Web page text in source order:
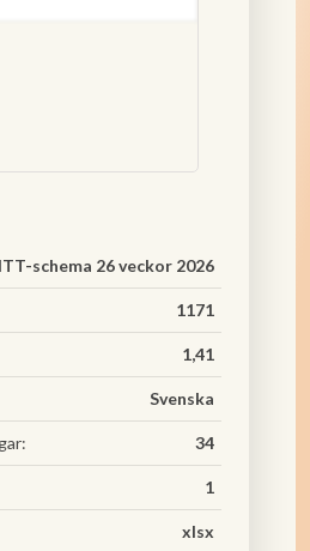
schema 26 veckor 2026
1171
1,41
Svenska
34
1
xlsx